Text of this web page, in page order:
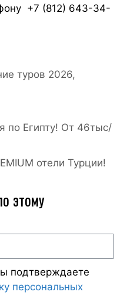
+7 (812) 643-34-
туров 2026,
по Египту! От 46тыс/
отели Турции!
этому
подтверждаете
персональных